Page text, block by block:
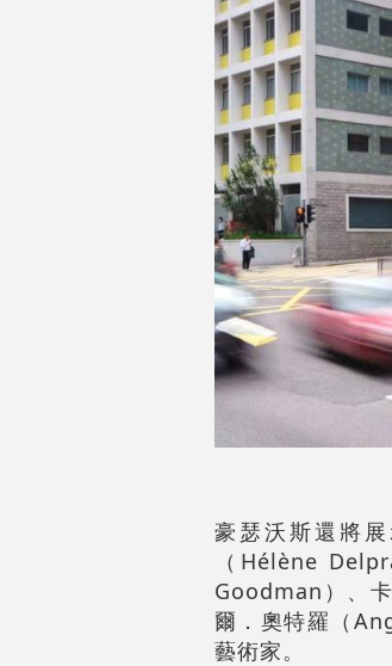
豪瑟沃斯還將
（Hélène
Goodman）、
爾．奧特羅（
藝術家。